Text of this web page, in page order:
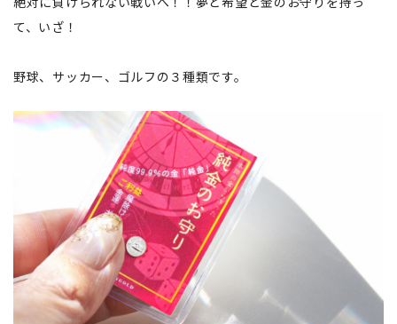
絶対に負けられない戦いへ！！夢と希望と金のお守りを持っ
て、いざ！
野球、サッカー、ゴルフの３種類です。